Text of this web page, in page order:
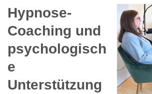
Hypnose-
Coaching und
psychologisch
e
Unterstützung